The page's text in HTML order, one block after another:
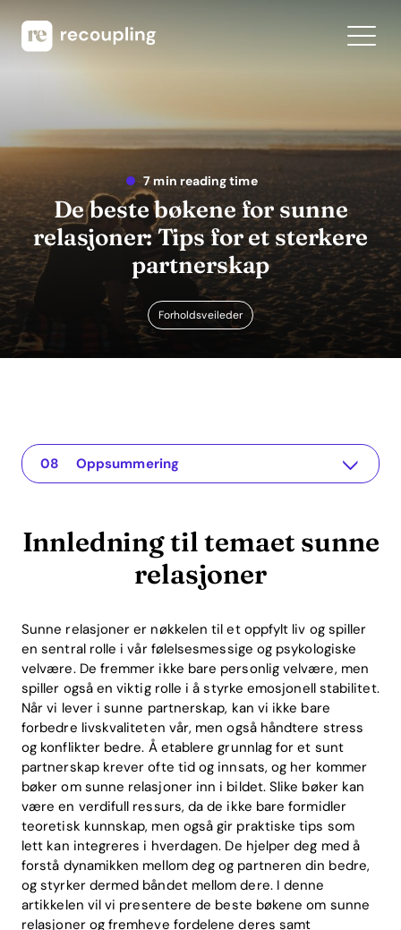
7 min reading time
De beste bøkene for sunne
relasjoner: Tips for et sterkere
partnerskap
Forholdsveileder
Innledning til temaet sunne relasjoner
The app for your relationship
Top bøker om sunne relasjoner
Forbindelsen mellom bøker og Recoupling-appen
Praktiske eksempler på anvendelse av det lærte
ROI-fordeler ved sunne relasjoner
Ofte stilte spørsmål (FAQ)
Oppsummering
Innledning til temaet sunne
relasjoner
Sunne relasjoner er nøkkelen til et oppfylt liv og spiller
en sentral rolle i vår følelsesmessige og psykologiske
velvære. De fremmer ikke bare personlig velvære, men
spiller også en viktig rolle i å styrke emosjonell stabilitet.
Når vi lever i sunne partnerskap, kan vi ikke bare
forbedre livskvaliteten vår, men også håndtere stress
og konflikter bedre. Å etablere grunnlag for et sunt
partnerskap krever ofte tid og innsats, og her kommer
bøker om sunne relasjoner inn i bildet. Slike bøker kan
være en verdifull ressurs, da de ikke bare formidler
teoretisk kunnskap, men også gir praktiske tips som
lett kan integreres i hverdagen. De hjelper deg med å
forstå dynamikken mellom deg og partneren din bedre,
og styrker dermed båndet mellom dere. I denne
artikkelen vil vi presentere de beste bøkene om sunne
relasjoner og fremheve fordelene deres samt